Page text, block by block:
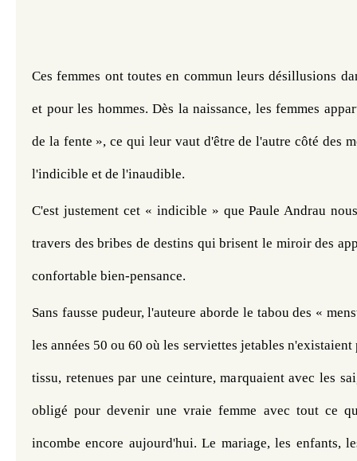
Ces femmes ont toutes en commun leurs désillusions
et pour les hommes. Dès la naissance, les femmes
de la fente », ce qui leur vaut d'être de l'autre côté des
l'indicible et de l'inaudible.
C'est justement cet « indicible » que Paule Andrau
travers des bribes de destins qui brisent le miroir des
confortable bien-pensance.
Sans fausse pudeur, l'auteure aborde le tabou des «
les années 50 ou 60 où les serviettes jetables n'existaient
tissu, retenues par une ceinture, marquaient avec les
obligé pour devenir une vraie femme avec tout ce
incombe encore aujourd'hui. Le mariage, les enfants,